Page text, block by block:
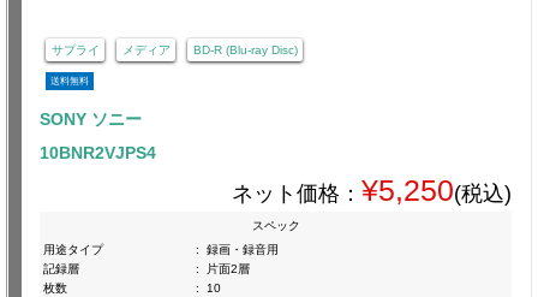
サプライ メディア BD-R (Blu-ray Disc)
送料無料
SONY ソニー
10BNR2VJPS4
ネット価格： ¥5,250(税込)
スペック
用途タイプ
:
録画・録音用
記録層
:
片面2層
枚数
:
10